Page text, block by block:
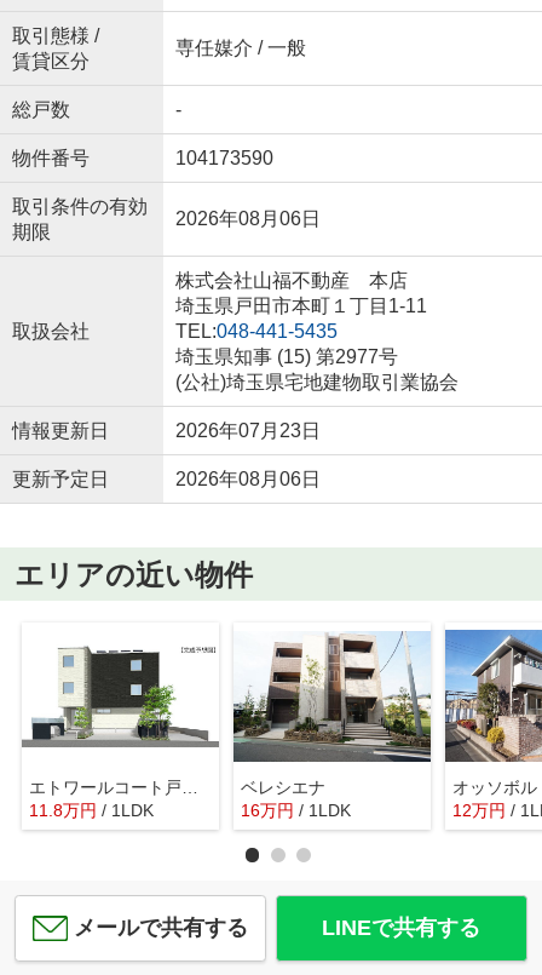
取引態様 /
賃貸区分
専任媒介 / 一般
総戸数 -
物件番号 104173590
取引条件の有効
期限
2026年08月06日
取扱会社
株式会社山福不動産 本店
埼玉県戸田市本町１丁目1-11
TEL:048-441-5435
埼玉県知事 (15) 第2977号
(公社)埼玉県宅地建物取引業協会
情報更新日 2026年07月23日
更新予定日 2026年08月06日
エリアの近い物件
11.8万円 / 1LDK
ベレシエナ
16万円 / 1LDK
オッソボル
12万円 /
メールで共有する LINEで共有する